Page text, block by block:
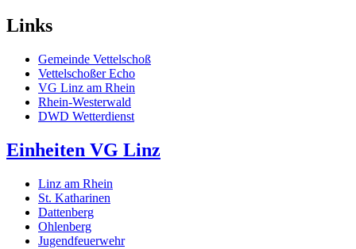
Links
Gemeinde Vettelschoß
Vettelschoßer Echo
VG Linz am Rhein
Rhein-Westerwald
DWD Wetterdienst
Einheiten VG Linz
Linz am Rhein
St. Katharinen
Dattenberg
Ohlenberg
Jugendfeuerwehr